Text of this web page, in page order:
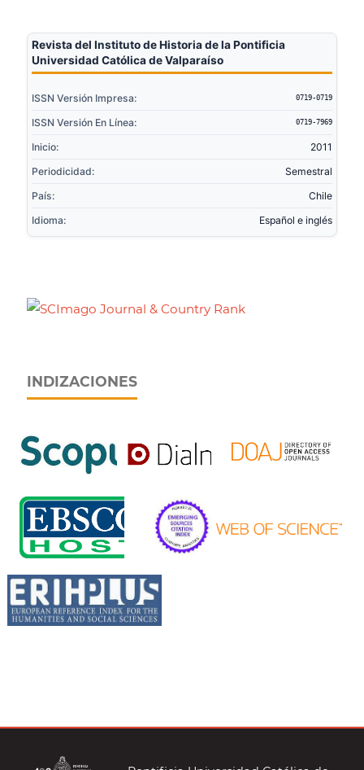
Revista del Instituto de Historia de la Pontificia
Universidad Católica de Valparaíso
ISSN Versión Impresa: 0719-0719
ISSN Versión En Línea: 0719-7969
Inicio:
2011
Periodicidad:
Semestral
País:
Chile
Idioma:
Español e inglés
INDIZACIONES